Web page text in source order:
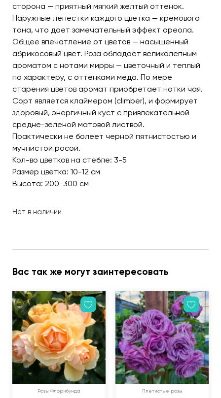
сторона — приятный мягкий желтый оттенок.
Наружные лепестки каждого цветка — кремового
тона, что дает замечательный эффект ореола.
Общее впечатление от цветов — насыщенный
абрикосовый цвет. Роза обладает великолепным
ароматом с нотами мирры — цветочный и теплый
по характеру, с оттенками меда. По мере
старения цветов аромат приобретает нотки чая.
Сорт является клаймером (climber), и формирует
здоровый, энергичный куст с привлекательной
средне-зеленой матовой листвой.
Практически не болеет черной пятнистостью и
мучнистой росой.
Кол-во цветков на стебле: 3-5
Размер цветка: 10-12 см
Высота: 200-300 см
Нет в наличии
Вас так же могут заинтересовать
Розы Флорибунда Плетистые розы